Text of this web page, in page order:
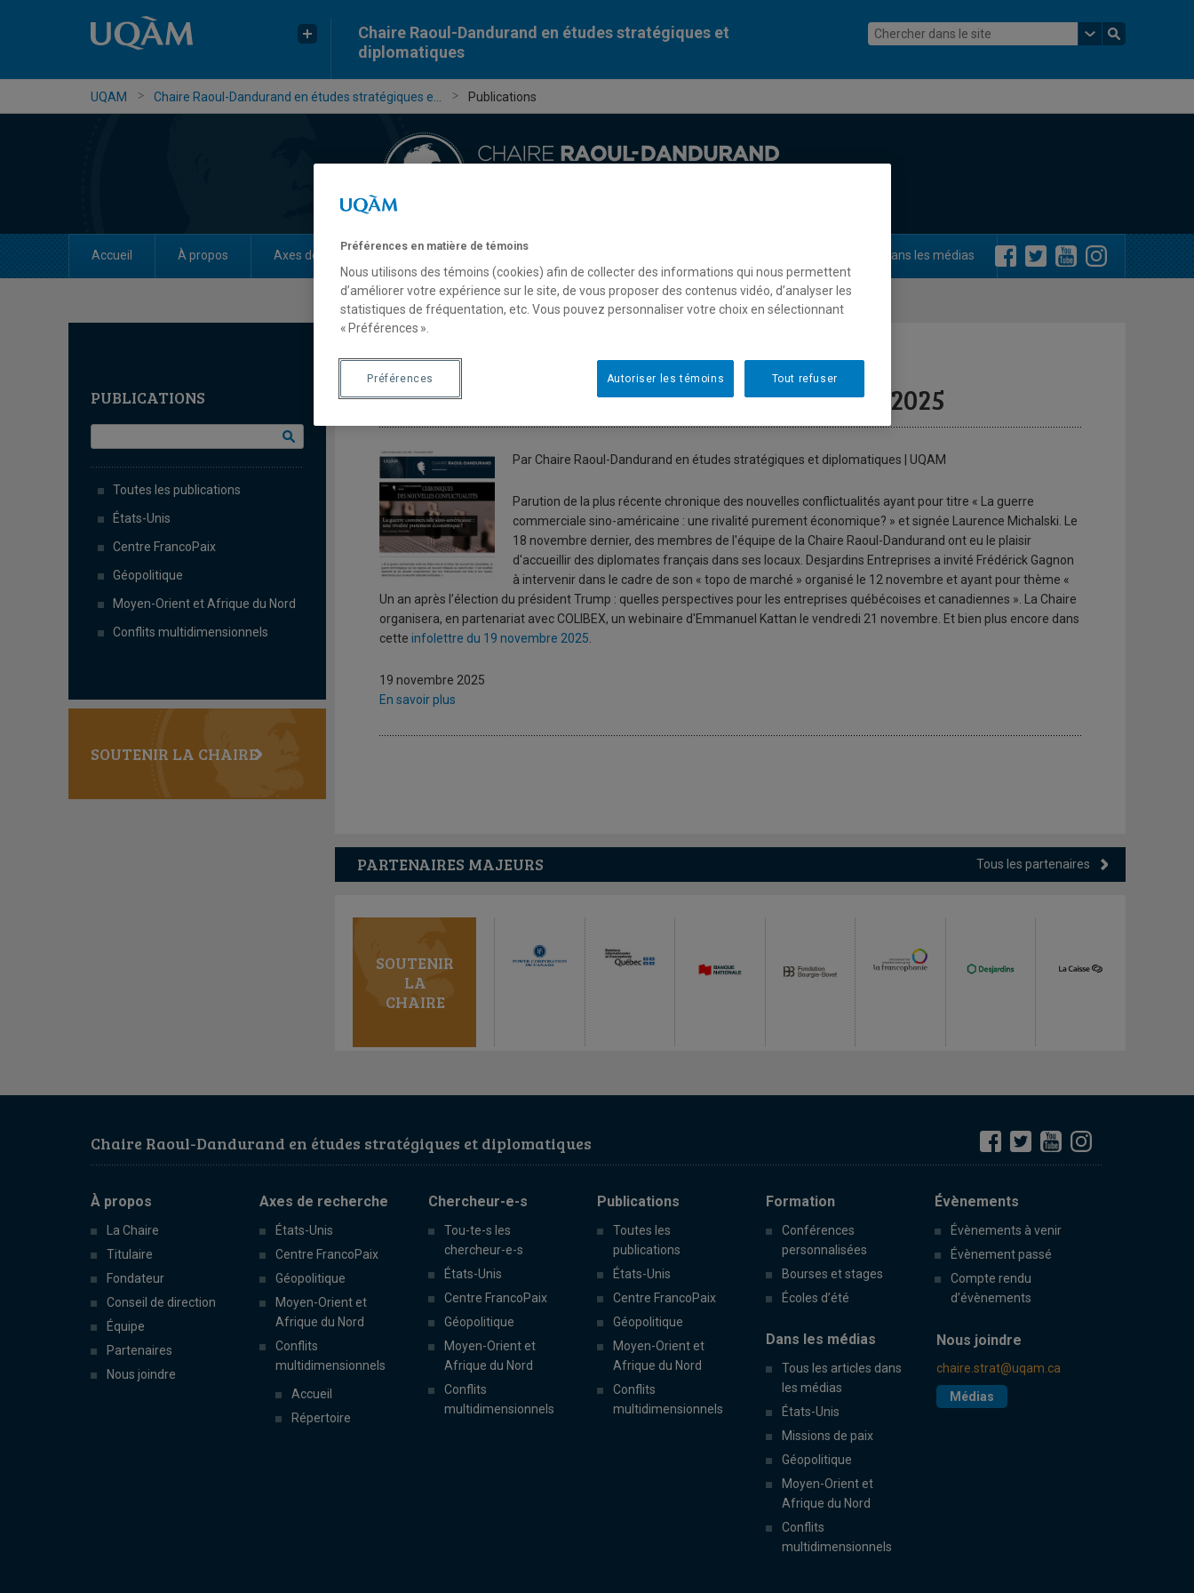
Chaire Raoul-Dandurand en études stratégiques et
diplomatiques
UQAM Chaire Raoul-Dandurand en études stratégiques e... Publications
Accueil À propos Axes de recherche Dans les médias
PUBLICATIONS
Toutes les publications
États-Unis
Centre FrancoPaix
Géopolitique
Moyen-Orient et Afrique du Nord
Conflits multidimensionnels
SOUTENIR LA CHAIRE
Lettre d’information no 432 | 19 novembre 2025
Par Chaire Raoul-Dandurand en études stratégiques et diplomatiques | UQAM
Parution de la plus récente chronique des nouvelles conflictualités ayant pour titre « La guerre
commerciale sino-américaine : une rivalité purement économique? » et signée Laurence Michalski. Le
18 novembre dernier, des membres de l'équipe de la Chaire Raoul-Dandurand ont eu le plaisir
d'accueillir des diplomates français dans ses locaux. Desjardins Entreprises a invité Frédérick Gagnon
à intervenir dans le cadre de son « topo de marché » organisé le 12 novembre et ayant pour thème «
Un an après l’élection du président Trump : quelles perspectives pour les entreprises québécoises et canadiennes ». La Chaire
organisera, en partenariat avec COLIBEX, un webinaire d'Emmanuel Kattan le vendredi 21 novembre. Et bien plus encore dans
cette infolettre du 19 novembre 2025
19 novembre 2025
En savoir plus
PARTENAIRES MAJEURS Tous les partenaires
SOUTENIR
LA
CHAIRE
Chaire Raoul-Dandurand en études stratégiques et diplomatiques
À propos
La Chaire
Titulaire
Fondateur
Conseil de direction
Équipe
Partenaires
Nous joindre
Axes de recherche
États-Unis
Centre FrancoPaix
Géopolitique
Moyen-Orient et
Afrique du Nord
Conflits
multidimensionnels
Accueil
Répertoire
Chercheur-e-s
Tou-te-s les
chercheur-e-s
États-Unis
Centre FrancoPaix
Géopolitique
Moyen-Orient et
Afrique du Nord
Conflits
multidimensionnels
Publications
Toutes les
publications
États-Unis
Centre FrancoPaix
Géopolitique
Moyen-Orient et
Afrique du Nord
Conflits
multidimensionnels
Formation
Conférences
personnalisées
Bourses et stages
Écoles d’été
Évènements
Évènements à venir
Évènement passé
Compte rendu
d’évènements
Dans les médias
Tous les articles dans
les médias
États-Unis
Missions de paix
Géopolitique
Moyen-Orient et
Afrique du Nord
Conflits
multidimensionnels
Nous joindre
chaire.strat@uqam.ca
Médias
Préférences en matière de témoins
Nous utilisons des témoins (cookies) afin de collecter des informations qui nous permettent
d’améliorer votre expérience sur le site, de vous proposer des contenus vidéo, d’analyser les
statistiques de fréquentation, etc. Vous pouvez personnaliser votre choix en sélectionnant
« Préférences ».
Tout refuser
Autoriser les témoins
Préférences